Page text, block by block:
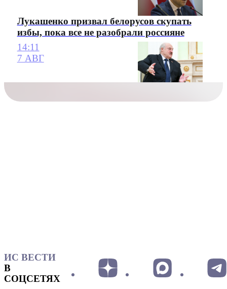
Лукашенко призвал белорусов скупать
избы, пока все не разобрали россияне
14:11
7 АВГ
ИС ВЕСТИ
В
СОЦСЕТЯХ